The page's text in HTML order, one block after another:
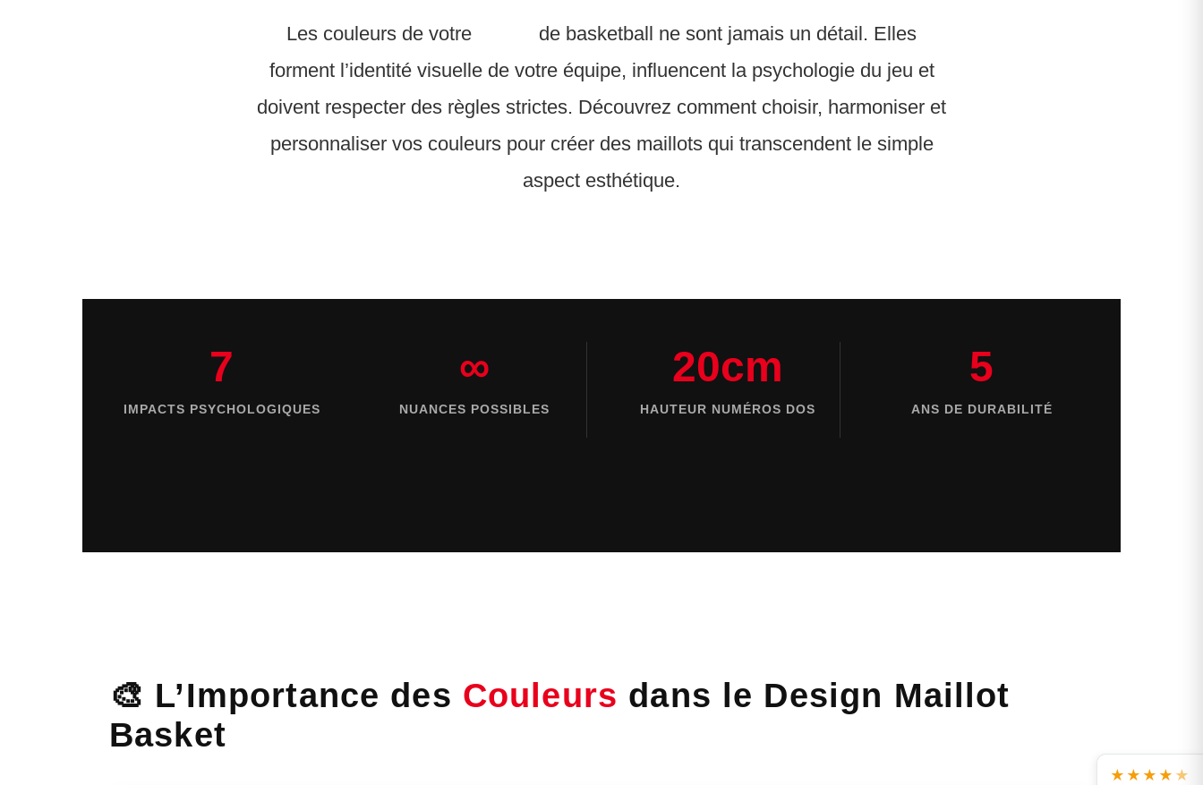
Les couleurs de votre
de basketball ne sont jamais un détail. Elles
forment l’identité visuelle de votre équipe, influencent la psychologie du jeu et
doivent respecter des règles strictes. Découvrez comment choisir, harmoniser et
personnaliser vos couleurs pour créer des maillots qui transcendent le simple
aspect esthétique.
7
IMPACTS PSYCHOLOGIQUES
∞
NUANCES POSSIBLES
20cm
HAUTEUR NUMÉROS DOS
5
ANS DE DURABILITÉ
🎨 L’Importance des Couleurs dans le Design Maillot
Basket
★★★★ ★